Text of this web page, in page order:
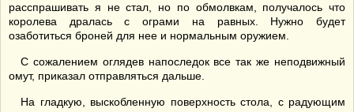
расспрашивать я не стал, но по обмолвкам, получалось что
королева дралась с ограми на равных. Нужно будет
озаботиться броней для нее и нормальным оружием.
С сожалением оглядев напоследок все так же неподвижный
омут, приказал отправляться дальше.
На гладкую, выскобленную поверхность стола, с радующим